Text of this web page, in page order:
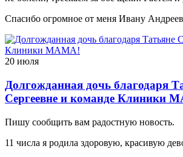
Спасибо огромное от меня Ивану
20 июля
Долгожданная дочь благодаря
Сергеевне и команде Клиники
Пишу сообщить вам радостную новость.
11 числа я родила здоровую, красивую